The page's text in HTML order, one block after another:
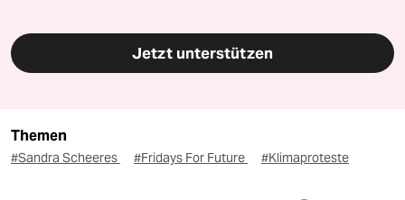
Jetzt unterstützen
Themen
#Sandra Scheeres #Fridays For Future #Klimaproteste